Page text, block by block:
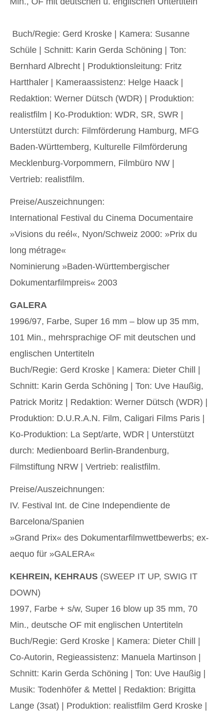
Buch/Regie: Gerd Kroske | Kamera: Susanne
Schüle | Schnitt: Karin Gerda Schöning | Ton:
Bernhard Albrecht | Produktionsleitung: Fritz
Hartthaler | Kameraassistenz: Helge Haack |
Redaktion: Werner Dütsch (WDR) | Produktion:
realistfilm | Ko-Produktion: WDR, SR, SWR |
Unterstützt durch: Filmförderung Hamburg, MFG
Baden-Württemberg, Kulturelle Filmförderung
Mecklenburg-Vorpommern, Filmbüro NW |
Vertrieb: realistfilm.
Preise/Auszeichnungen:
International Festival du Cinema Documentaire
»Visions du reél«, Nyon/Schweiz 2000: »Prix du
long métrage«
Nominierung »Baden-Württembergischer
Dokumentarfilmpreis« 2003
GALERA
1996/97, Farbe, Super 16 mm – blow up 35 mm,
101 Min., mehrsprachige OF mit deutschen und
englischen Untertiteln
Buch/Regie: Gerd Kroske | Kamera: Dieter Chill |
Schnitt: Karin Gerda Schöning | Ton: Uve Haußig,
Patrick Moritz | Redaktion: Werner Dütsch (WDR) |
Produktion: D.U.R.A.N. Film, Caligari Films Paris |
Ko-Produktion: La Sept/arte, WDR | Unterstützt
durch: Medienboard Berlin-Brandenburg,
Filmstiftung NRW | Vertrieb: realistfilm.
Preise/Auszeichnungen:
IV. Festival Int. de Cine Independiente de
Barcelona/Spanien
»Grand Prix« des Dokumentarfilmwettbewerbs; ex-
aequo für »GALERA«
KEHREIN, KEHRAUS (SWEEP IT UP, SWIG IT
DOWN)
1997, Farbe + s/w, Super 16 blow up 35 mm, 70
Min., deutsche OF mit englischen Untertiteln
Buch/Regie: Gerd Kroske | Kamera: Dieter Chill |
Co-Autorin, Regieassistenz: Manuela Martinson |
Schnitt: Karin Gerda Schöning | Ton: Uve Haußig |
Musik: Todenhöfer & Mettel | Redaktion: Brigitta
Lange (3sat) | Produktion: realistfilm Gerd Kroske |